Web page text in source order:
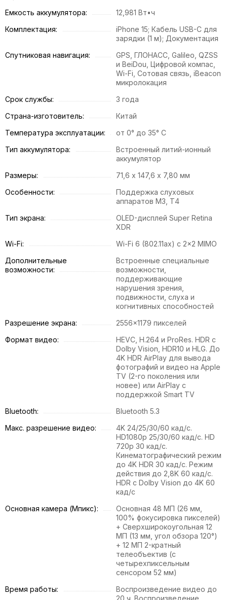
Емкость аккумулятора:
12,981 Вт•ч
Комплектация:
iPhone 15; Кабель USB-C для
зарядки (1 м); Документация
Спутниковая навигация:
GPS, ГЛОНАСС, Galileo, QZSS
и BeiDou, Цифровой компас,
Wi-Fi, Сотовая связь, iBeacon
микролокация
Срок службы:
3 года
Страна-изготовитель:
Китай
Температура эксплуатации:
от 0° до 35° C
Тип аккумулятора:
Встроенный литий-ионный
аккумулятор
Размеры:
71,6 х 147,6 х 7,80 мм
Особенности:
Поддержка слуховых
аппаратов М3, Т4
Тип экрана:
OLED-дисплей Super Retina
XDR
Wi-Fi:
Wi-Fi 6 (802.11ax) с 2x2 MIMO
Дополнительные
возможности:
Встроенные специальные
возможности,
поддерживающие
нарушения зрения,
подвижности, слуха и
когнитивных способностей
Разрешение экрана:
2556×1179 пикселей
Формат видео:
HEVC, H.264 и ProRes. HDR с
Dolby Vision, HDR10 и HLG. До
4K HDR AirPlay для вывода
фотографий и видео на Apple
TV (2-го поколения или
новее) или AirPlay с
поддержкой Smart TV
Bluetooth:
Bluetooth 5.3
Макс. разрешение видео:
4K 24/25/30/60 кад/с.
HD1080p 25/30/60 кад/с. HD
720p 30 кад/с.
Кинематографический режим
до 4K HDR 30 кад/с. Режим
действия до 2,8K 60 кад/с.
HDR с Dolby Vision до 4K 60
кад/с
Основная камера (Мпикс):
Основная 48 МП (26 мм,
100% фокусировка пикселей)
+ Сверхширокоугольная 12
МП (13 мм, угол обзора 120°)
+ 12 МП 2-кратный
телеобъектив (с
четырехпиксельным
сенсором 52 мм)
Время работы:
Воспроизведение видео до
20 ч. Воспроизведение